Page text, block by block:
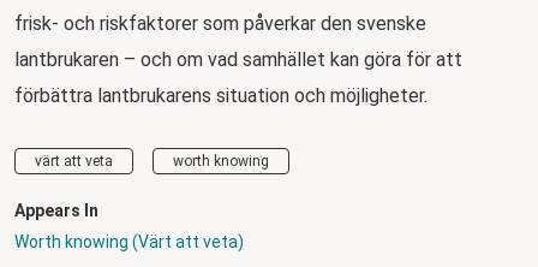
frisk- och riskfaktorer som påverkar den svenske
lantbrukaren – och om vad samhället kan göra för att
förbättra lantbrukarens situation och möjligheter.
värt att veta worth knowing
Appears In
Worth knowing (Värt att veta)